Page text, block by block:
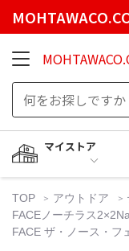
マイストア
TOP アウトドア
FACEノーチラス
FACE ザ・ノース・フ